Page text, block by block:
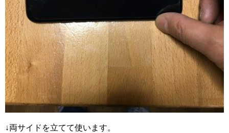
↓両サイドを立てて使います。